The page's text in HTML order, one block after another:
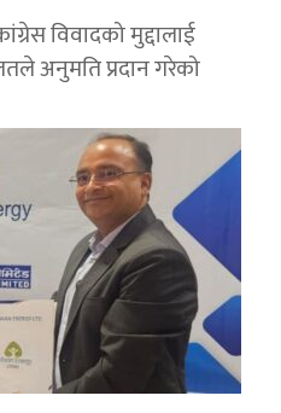
विवादको मुद्दालाई
अनुमति प्रदान गरेको